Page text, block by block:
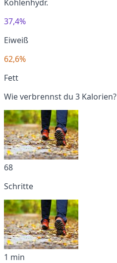
Kohlenhydr.
37,4%
Eiweiß
62,6%
Fett
Wie verbrennst du 3 Kalorien?
68
Schritte
1 min